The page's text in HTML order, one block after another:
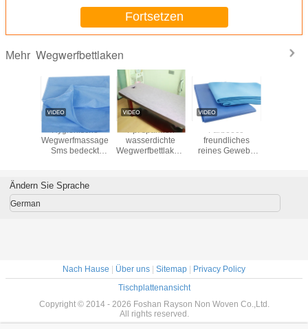
Fortsetzen
Mehr Wegwerfbettlaken
Bett-
Hygienische
Wegwerfmassage
Sms bedeckt
Bettlaken
Pp. spannen
wasserdichte
Wegwerfbettlaken-
freundliches
reines Gewebe
Ändern Sie Sprache
German
Nach Hause | Über uns | Sitemap | Privacy Policy
Tischplattenansicht
Copyright © 2014 - 2026 Foshan Rayson Non Woven Co.,Ltd.
All rights reserved.